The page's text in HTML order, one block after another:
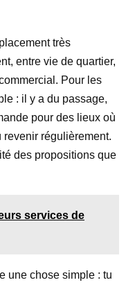
très
entre vie de quartier,
Pour les
: il y a du passage,
pour des lieux où
revenir régulièrement.
des propositions que
services de
une chose simple : tu